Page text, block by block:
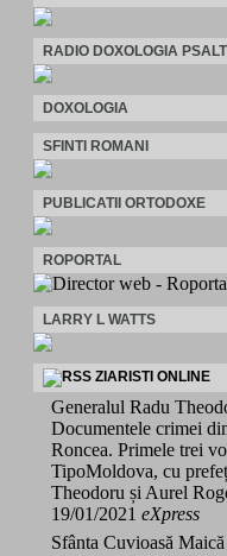
RADIO DOXOLOGIA
DOXOLOGIA
SFINTI ROMANI
PUBLICATII ORTODOXE
ROPORTAL
LARRY L WATTS
ZIARISTI ONLINE
Generalul Radu
Documentele crimei
Roncea. Primele trei
TipoMoldova, cu
Theodoru și Aurel
19/01/2021 eXpress
Sfânta Cuvioasă